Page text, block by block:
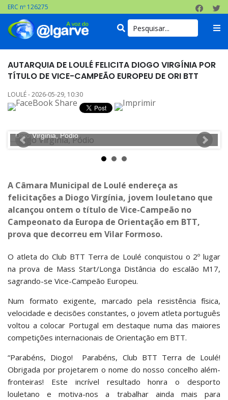
ERC nº 126275
AUTARQUIA DE LOULÉ FELICITA DIOGO VIRGÍNIA POR
TÍTULO DE VICE-CAMPEÃO EUROPEU DE ORI BTT
LOULÉ - 2026-05-29, 10:30
Digo Virginia, Pódio
A Câmara Municipal de Loulé endereça as
felicitações a Diogo Virgínia, jovem louletano que
alcançou ontem o título de Vice-Campeão no
Campeonato da Europa de Orientação em BTT,
prova que decorreu em Vilar Formoso.
O atleta do Club BTT Terra de Loulé conquistou o 2º lugar
na prova de Mass Start/Longa Distância do escalão M17,
sagrando-se Vice-Campeão Europeu.
Num formato exigente, marcado pela resistência física,
velocidade e decisões constantes, o jovem atleta português
voltou a colocar Portugal em destaque numa das maiores
competições internacionais de Orientação em BTT.
“Parabéns, Diogo! Parabéns, Club BTT Terra de Loulé!
Obrigada por projetarem o nome do nosso concelho além-
fronteiras! Este incrível resultado honra o desporto
louletano e motiva-nos a trabalhar ainda mais para